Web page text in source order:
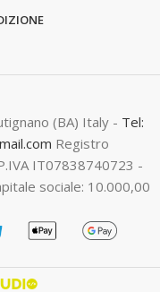
(BA) Italy - Tel:
Registro
IT07838740723 -
sociale: 10.000,00